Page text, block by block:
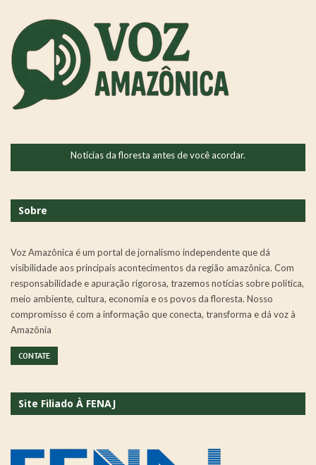
Notícias da floresta antes de você acordar.
Sobre
Voz Amazônica é um portal de jornalismo independente que dá
visibilidade aos principais acontecimentos da região amazônica. Com
responsabilidade e apuração rigorosa, trazemos notícias sobre política,
meio ambiente, cultura, economia e os povos da floresta. Nosso
compromisso é com a informação que conecta, transforma e dá voz à
Amazônia
CONTATE
Site Filiado À FENAJ